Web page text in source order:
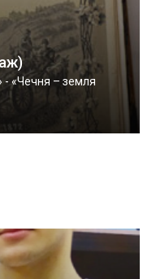
- «Чечня – земля